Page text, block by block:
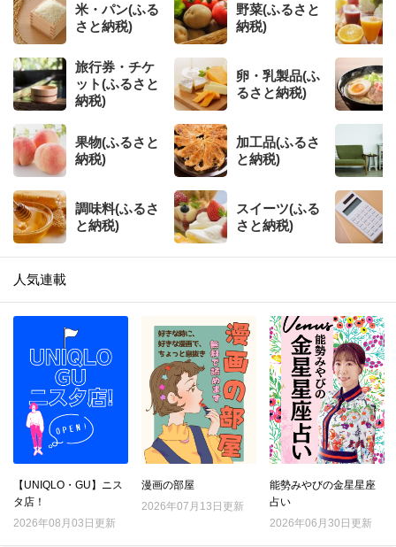
米・パン(ふる
さと納税)
旅行券・チケ
ット(ふるさと
納税)
果物(ふるさと
納税)
調味料(ふるさ
と納税)
野菜(ふるさと
納税)
卵・乳製品(ふ
るさと納税)
加工品(ふるさ
と納税)
スイーツ(ふる
さと納税)
人気連載
【UNIQLO・GU】ニス
タ店！
2026年08月03日更新
漫画の部屋
2026年07月13日更新
能勢みやびの金星星座
占い
2026年06月30日更新